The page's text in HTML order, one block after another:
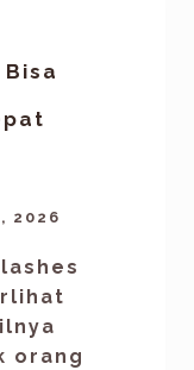
2026
orang